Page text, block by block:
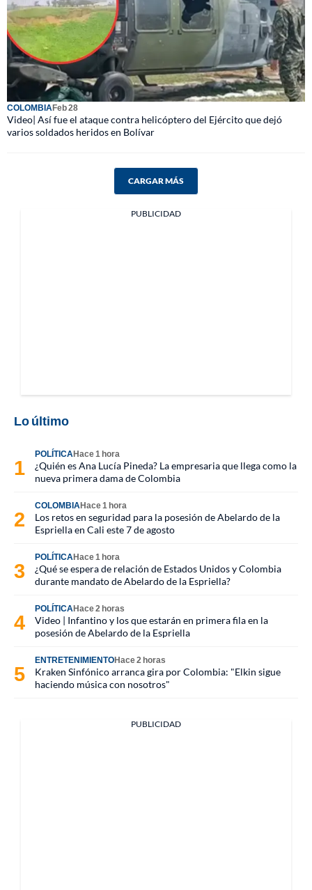
COLOMBIAFeb 28
Video| Así fue el ataque contra helicóptero del Ejército que dejó
varios soldados heridos en Bolívar
CARGAR MÁS
PUBLICIDAD
Lo último
POLÍTICAHace 1 hora
¿Quién es Ana Lucía Pineda? La empresaria que llega como la
nueva primera dama de Colombia
COLOMBIAHace 1 hora
Los retos en seguridad para la posesión de Abelardo de la
Espriella en Cali este 7 de agosto
POLÍTICAHace 1 hora
¿Qué se espera de relación de Estados Unidos y Colombia
durante mandato de Abelardo de la Espriella?
POLÍTICAHace 2 horas
Video | Infantino y los que estarán en primera fila en la
posesión de Abelardo de la Espriella
ENTRETENIMIENTOHace 2 horas
Kraken Sinfónico arranca gira por Colombia: "Elkin sigue
haciendo música con nosotros"
PUBLICIDAD